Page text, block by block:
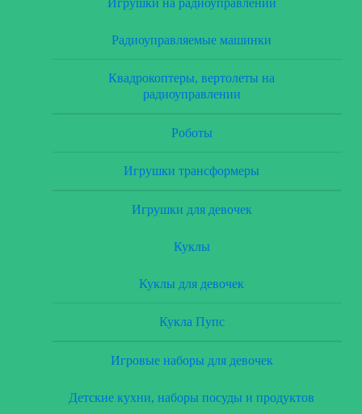
Игрушки на радиоуправлении
Радиоуправляемые машинки
Квадрокоптеры, вертолеты на
радиоуправлении
Роботы
Игрушки трансформеры
Игрушки для девочек
Куклы
Куклы для девочек
Кукла Пупс
Игровые наборы для девочек
Детские кухни, наборы посуды и продуктов